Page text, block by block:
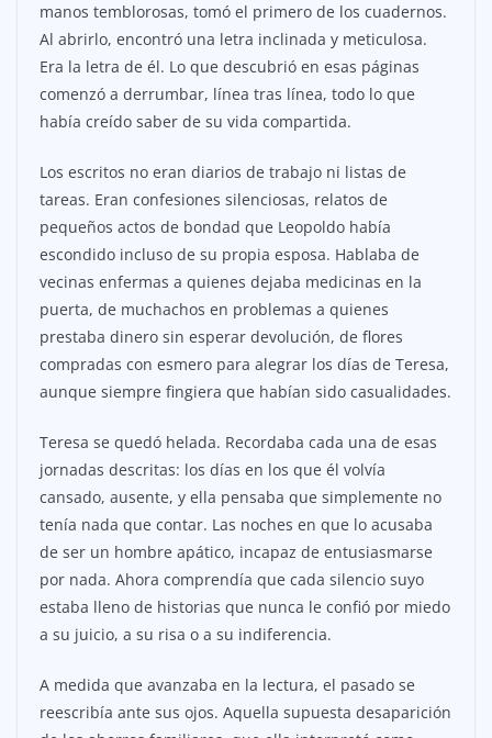
manos temblorosas, tomó el primero de los cuadernos.
Al abrirlo, encontró una letra inclinada y meticulosa.
Era la letra de él. Lo que descubrió en esas páginas
comenzó a derrumbar, línea tras línea, todo lo que
había creído saber de su vida compartida.
Los escritos no eran diarios de trabajo ni listas de
tareas. Eran confesiones silenciosas, relatos de
pequeños actos de bondad que Leopoldo había
escondido incluso de su propia esposa. Hablaba de
vecinas enfermas a quienes dejaba medicinas en la
puerta, de muchachos en problemas a quienes
prestaba dinero sin esperar devolución, de flores
compradas con esmero para alegrar los días de Teresa,
aunque siempre fingiera que habían sido casualidades.
Teresa se quedó helada. Recordaba cada una de esas
jornadas descritas: los días en los que él volvía
cansado, ausente, y ella pensaba que simplemente no
tenía nada que contar. Las noches en que lo acusaba
de ser un hombre apático, incapaz de entusiasmarse
por nada. Ahora comprendía que cada silencio suyo
estaba lleno de historias que nunca le confió por miedo
a su juicio, a su risa o a su indiferencia.
A medida que avanzaba en la lectura, el pasado se
reescribía ante sus ojos. Aquella supuesta desaparición